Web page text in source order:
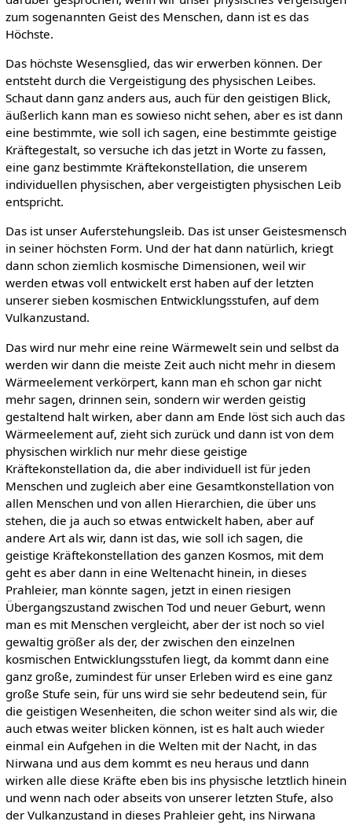
zum sogenannten Geist des Menschen, dann ist es das
Höchste.
Das höchste Wesensglied, das wir erwerben können. Der
entsteht durch die Vergeistigung des physischen Leibes.
Schaut dann ganz anders aus, auch für den geistigen Blick,
äußerlich kann man es sowieso nicht sehen, aber es ist dann
eine bestimmte, wie soll ich sagen, eine bestimmte geistige
Kräftegestalt, so versuche ich das jetzt in Worte zu fassen,
eine ganz bestimmte Kräftekonstellation, die unserem
individuellen physischen, aber vergeistigten physischen Leib
entspricht.
Das ist unser Auferstehungsleib. Das ist unser Geistesmensch
in seiner höchsten Form. Und der hat dann natürlich, kriegt
dann schon ziemlich kosmische Dimensionen, weil wir
werden etwas voll entwickelt erst haben auf der letzten
unserer sieben kosmischen Entwicklungsstufen, auf dem
Vulkanzustand.
Das wird nur mehr eine reine Wärmewelt sein und selbst da
werden wir dann die meiste Zeit auch nicht mehr in diesem
Wärmeelement verkörpert, kann man eh schon gar nicht
mehr sagen, drinnen sein, sondern wir werden geistig
gestaltend halt wirken, aber dann am Ende löst sich auch das
Wärmeelement auf, zieht sich zurück und dann ist von dem
physischen wirklich nur mehr diese geistige
Kräftekonstellation da, die aber individuell ist für jeden
Menschen und zugleich aber eine Gesamtkonstellation von
allen Menschen und von allen Hierarchien, die über uns
stehen, die ja auch so etwas entwickelt haben, aber auf
andere Art als wir, dann ist das, wie soll ich sagen, die
geistige Kräftekonstellation des ganzen Kosmos, mit dem
geht es aber dann in eine Weltenacht hinein, in dieses
Prahleier, man könnte sagen, jetzt in einen riesigen
Übergangszustand zwischen Tod und neuer Geburt, wenn
man es mit Menschen vergleicht, aber der ist noch so viel
gewaltig größer als der, der zwischen den einzelnen
kosmischen Entwicklungsstufen liegt, da kommt dann eine
ganz große, zumindest für unser Erleben wird es eine ganz
große Stufe sein, für uns wird sie sehr bedeutend sein, für
die geistigen Wesenheiten, die schon weiter sind als wir, die
auch etwas weiter blicken können, ist es halt auch wieder
einmal ein Aufgehen in die Welten mit der Nacht, in das
Nirwana und aus dem kommt es neu heraus und dann
wirken alle diese Kräfte eben bis ins physische letztlich hinein
und wenn nach oder abseits von unserer letzten Stufe, also
der Vulkanzustand in dieses Prahleier geht, ins Nirwana